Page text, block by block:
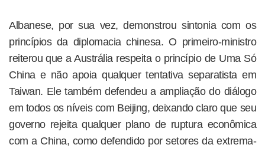
Albanese, por sua vez, demonstrou sintonia com os
princípios da diplomacia chinesa. O primeiro-ministro
reiterou que a Austrália respeita o princípio de Uma Só
China e não apoia qualquer tentativa separatista em
Taiwan. Ele também defendeu a ampliação do diálogo
em todos os níveis com Beijing, deixando claro que seu
governo rejeita qualquer plano de ruptura econômica
com a China, como defendido por setores da extrema-